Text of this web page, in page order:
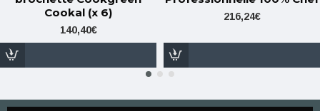
Cookal (x 6)
140,40€
216,24€